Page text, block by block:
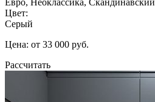
Цвет:
Серый
Цена: от 33 000 руб.
Рассчитать